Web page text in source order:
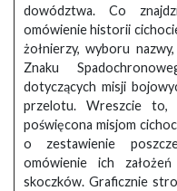
dowództwa. Co
omówienie historii
żołnierzy, wyboru
Znaku
dotyczących misji
przelotu. Wreszcie to,
poświęcona misjom
o zestawienie
omówienie ich
skoczków. Graficznie